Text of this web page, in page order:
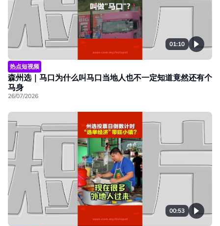
01:10
热点短视频
森州选｜马口为什么叫马口当地人也不一定知道竟然还有个
马身
26/07/2026
00:53